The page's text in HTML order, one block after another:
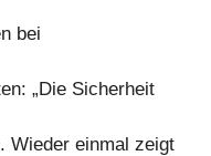
bei
„Die Sicherheit
Wieder einmal zeigt